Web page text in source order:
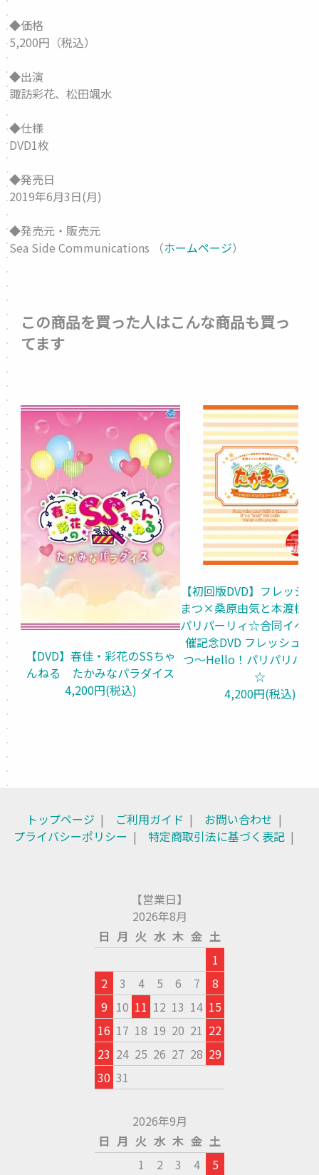
◆価格
5,200円（税込）
◆出演
諏訪彩花、松田颯水
◆仕様
DVD1枚
◆発売日
2019年6月3日(月)
◆発売元・販売元
Sea Side Communications （ホームページ）
この商品を買った人はこんな商品も買っ
てます
【DVD】春佳・彩花のSSちゃ
んねる　たかみなパラダイス
4,200円(税込)
【初回版DVD】フレッシ
まつ×桑原由気と本渡楓
パリパーリィ☆合同イベ
催記念DVD フレッシュた
つ～Hello！パリパリパー
☆
4,200円(税込)
トップページ ご利用ガイド
お問い合わせ
プライバシーポリシー
特定商取引法に基づく表記
【営業日】
2026年8月
日 月 火 水 木 金 土
1
2
3 4 5 6 7
8
9 10 11 12 13 14 15
16 17 18 19 20 21 22
23 24 25 26 27 28 29
30 31
2026年9月
日 月 火 水 木 金 土
1
2 3 4 5